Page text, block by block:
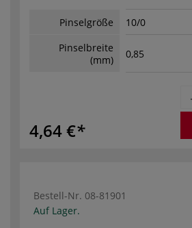
Pinselgröße
10/0
Pinselbreite
(mm)
0,85
4,64 €
Bestell-Nr. 08-81901
Auf Lager.